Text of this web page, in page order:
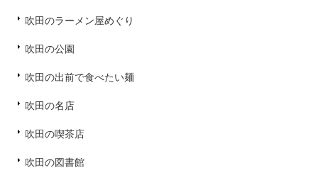
吹田のラーメン屋めぐり
吹田の公園
吹田の出前で食べたい麺
吹田の名店
吹田の喫茶店
吹田の図書館